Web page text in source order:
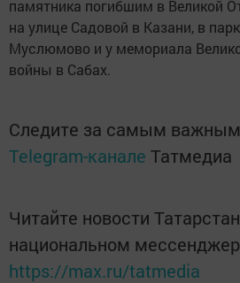
памятника погибшим в Великой
на улице Садовой в Казани, в
Муслюмово и у мемориала
войны в Сабах.
Следите за самым
Telegram-канале Татмедиа
Читайте новости
национальном
https://max.ru/tatmedia